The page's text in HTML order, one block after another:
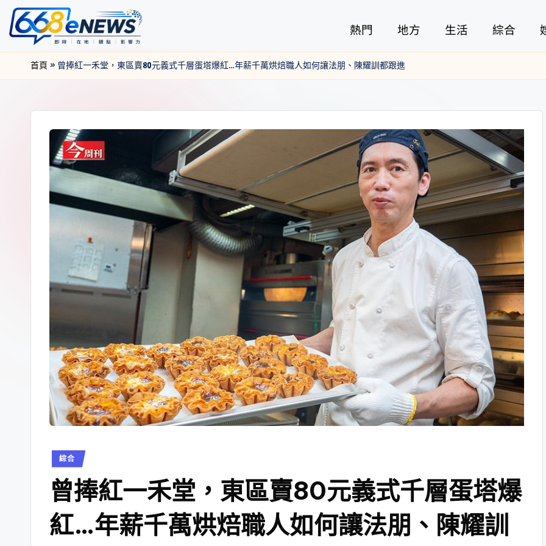
熱門 地方 生活 綜合
首頁 » 曾捧紅一禾堂，東區賣80元義式千層蛋塔爆紅…年薪千萬烘焙職人如何讓法朋、陳耀訓都跟進
綜合
曾捧紅一禾堂，東區賣80元義式千層蛋塔爆
紅…年薪千萬烘焙職人如何讓法朋、陳耀訓